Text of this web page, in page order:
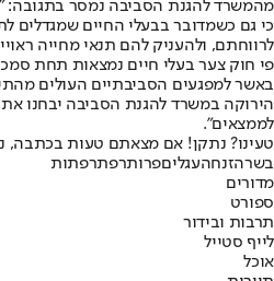
מהמשרד להגנת הסביבה נמסר בתגובה:
כי גם כשמדובר בבעלי החיים שמגדלים
לרווחתם, ולהעניק להם תנאי מחייה
פי חוק צער בעלי חיים נמצאות תחת
באשר למפגעים הסביבתיים העולים
הירוקה במשרד להגנת הסביבה יבחנו
לממצאים".
טעינו? נתקן! אם מצאתם טעות בכתבה,
בשרהזנחהעגליםפרותרפתרפתות
מדורים
ספורט
תרבות ובידור
לייף סטייל
אוכל